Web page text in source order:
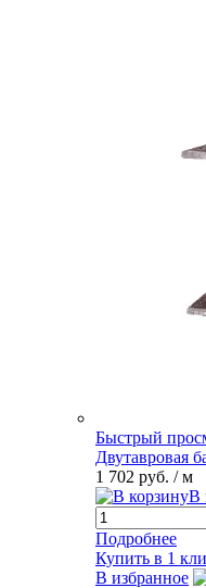
Быстрый
Двутавровая
1 702 руб. / м
В
Подробнее
Купить в 1
В избранное